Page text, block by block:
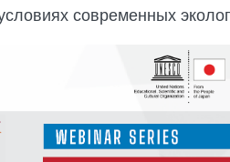
современных